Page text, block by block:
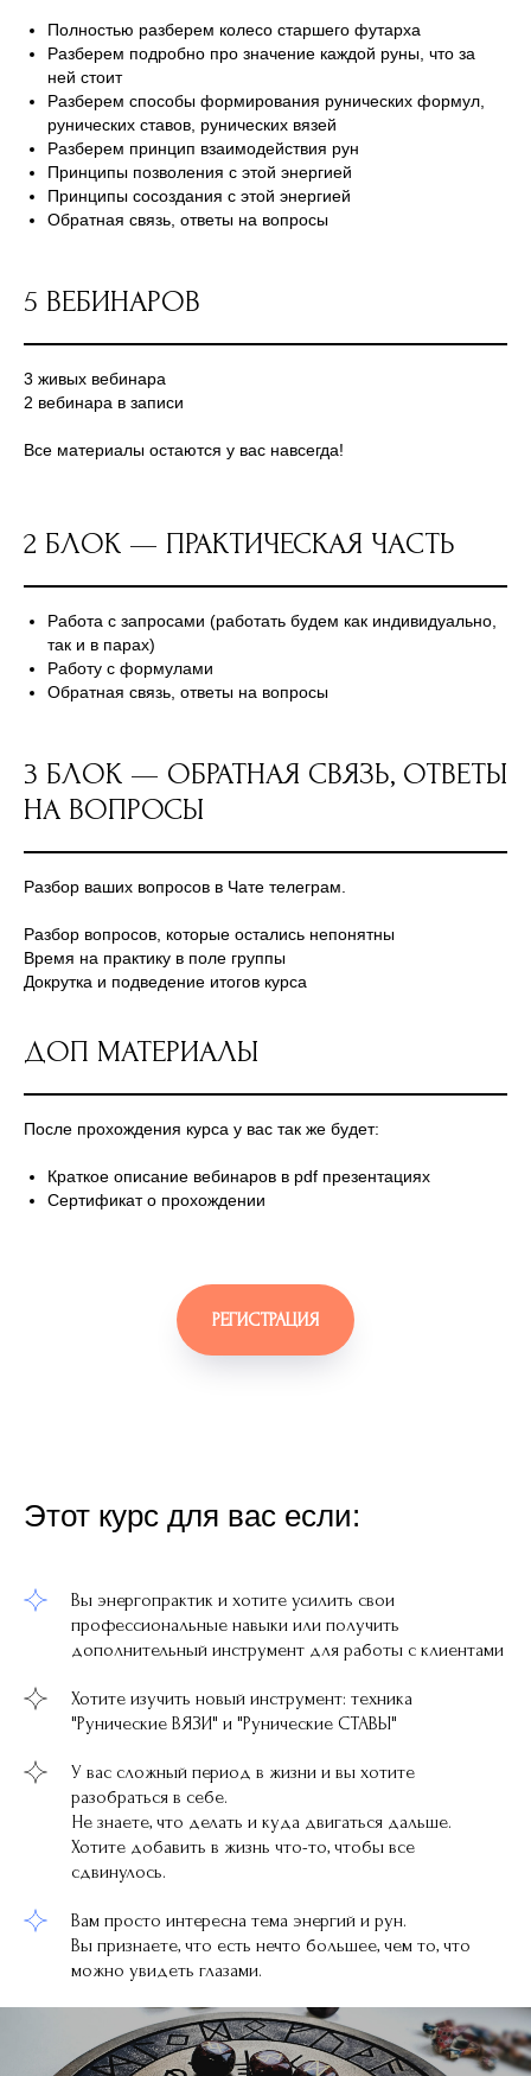
Полностью разберем колесо старшего футарха
Разберем подробно про значение каждой руны, что за
ней стоит
Разберем способы формирования рунических формул,
рунических ставов, рунических вязей
Разберем принцип взаимодействия рун
Принципы позволения с этой энергией
Принципы сосоздания с этой энергией
Обратная связь, ответы на вопросы
5 ВЕБИНАРОВ
3 живых вебинара
2 вебинара в записи
Все материалы остаются у вас навсегда!
2 БЛОК — ПРАКТИЧЕСКАЯ ЧАСТЬ
Работа с запросами (работать будем как индивидуально,
так и в парах)
Работу с формулами
Обратная связь, ответы на вопросы
3 БЛОК — ОБРАТНАЯ СВЯЗЬ, ОТВЕТЫ
НА ВОПРОСЫ
Разбор ваших вопросов в Чате телеграм.
Разбор вопросов, которые остались непонятны
Время на практику в поле группы
Докрутка и подведение итогов курса
ДОП МАТЕРИАЛЫ
После прохождения курса у вас так же будет:
Краткое описание вебинаров в pdf презентациях
Сертификат о прохождении
РЕГИСТРАЦИЯ
Этот курс для вас если:
Вы энергопрактик и хотите усилить свои
профессиональные навыки или получить
дополнительный инструмент для работы с клиентами
Хотите изучить новый инструмент: техника
"Рунические ВЯЗИ" и "Рунические СТАВЫ"
У вас сложный период в жизни и вы хотите
разобраться в себе.
Не знаете, что делать и куда двигаться дальше.
Хотите добавить в жизнь что-то, чтобы все
сдвинулось.
Вам просто интересна тема энергий и рун.
Вы признаете, что есть нечто большее, чем то, что
можно увидеть глазами.